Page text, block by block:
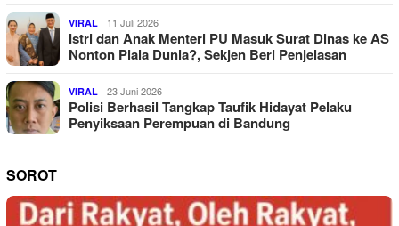
VIRAL 11 Juli 2026
Istri dan Anak Menteri PU Masuk Surat Dinas ke AS
Nonton Piala Dunia?, Sekjen Beri Penjelasan
VIRAL 23 Juni 2026
Polisi Berhasil Tangkap Taufik Hidayat Pelaku
Penyiksaan Perempuan di Bandung
SOROT